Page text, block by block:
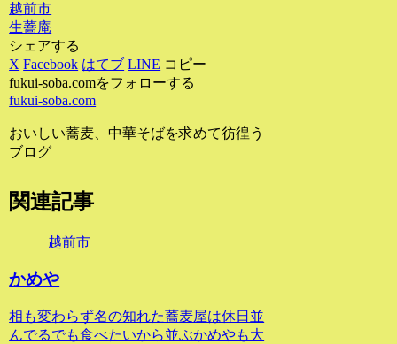
越前市
生蕎庵
シェアする
X Facebook はてブ LINE コピー
fukui-soba.comをフォローする
fukui-soba.com
おいしい蕎麦、中華そばを求めて彷徨う
ブログ
関連記事
越前市
かめや
相も変わらず名の知れた蕎麦屋は休日並
んでるでも食べたいから並ぶかめやも大